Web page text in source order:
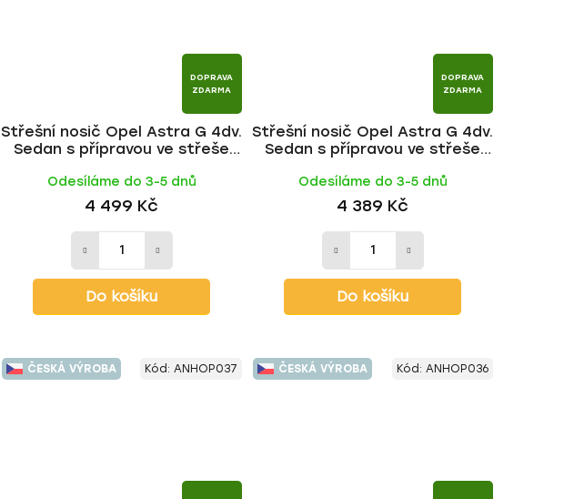
DOPRAVA
ZDARMA
Střešní nosič Opel Astra G 4dv.
Sedan s přípravou ve střeše
HAKR
Odesíláme do 3-5 dnů
4 499 Kč
Do košíku
DOPRAVA
ZDARMA
Střešní nosič Opel Astra G 4dv.
Sedan s přípravou ve střeše
Odesíláme do 3-5 dnů
4 389 Kč
Do košíku
ČESKÁ VÝROBA Kód: ANHOP037 ČESKÁ VÝROBA Kód: ANHOP036